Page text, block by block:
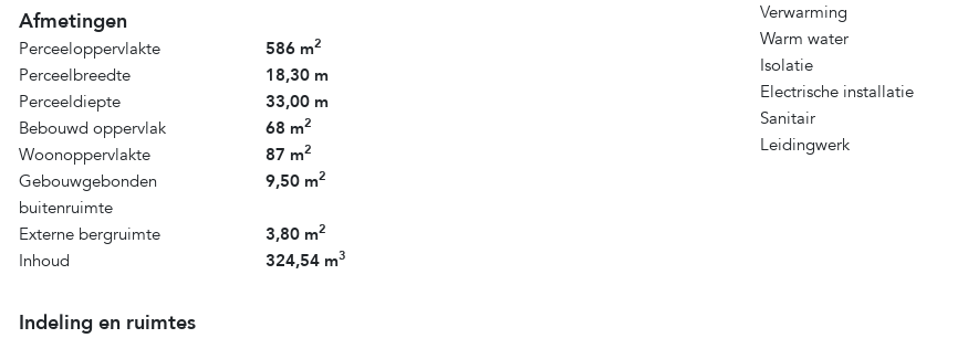
Afmetingen
Perceeloppervlakte 586 m2
Perceelbreedte
18,30 m
Perceeldiepte
33,00 m
Bebouwd oppervlak
68 m2
Woonoppervlakte 87 m2
Gebouwgebonden
buitenruimte
9,50 m2
Externe bergruimte 3,80 m2
Inhoud 324,54 m3
Indeling en ruimtes
Verwarming
Warm water
Isolatie
Electrische installatie
Sanitair
Leidingwerk